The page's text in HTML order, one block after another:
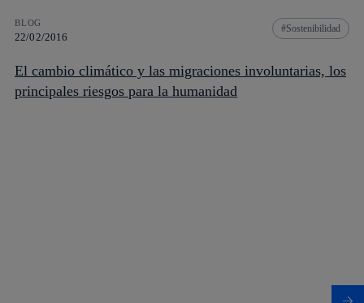
BLOG
22/02/2016
Sostenibilidad
El cambio climático y las migraciones involuntarias, los
principales riesgos para la humanidad